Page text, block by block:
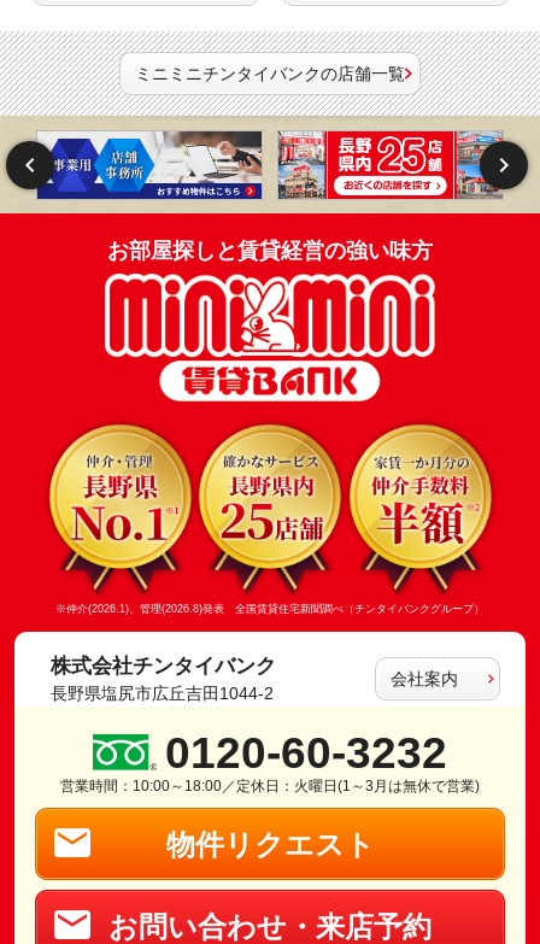
ミニミニチンタイバンクの店舗一覧
お部屋探しと賃貸経営の強い味方
※仲介(2026.1)、管理(2026.8)発表 全国賃貸住宅新聞調べ（チンタイバンクグループ）
株式会社チンタイバンク
長野県塩尻市広丘吉田1044-2
会社案内
0120-60-3232
営業時間：10:00～18:00／定休日：火曜日(1～3月は無休で営業)
物件リクエスト
お問い合わせ・来店予約